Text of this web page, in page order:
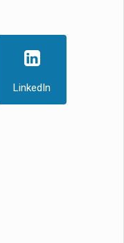
LinkedIn